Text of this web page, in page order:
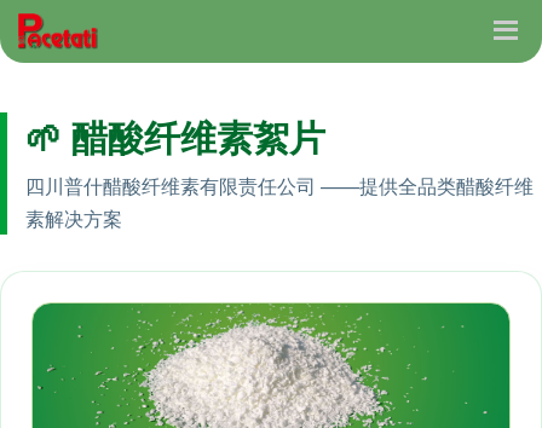
🌱 醋酸纤维素絮片
四川普什醋酸纤维素有限责任公司 ——提供全品类醋酸纤维
素解决方案